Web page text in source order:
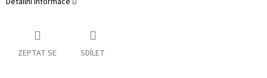
ZEPTAT SE SDÍLET